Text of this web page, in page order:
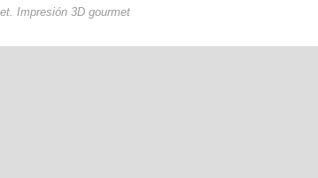
Impresión 3D gourmet